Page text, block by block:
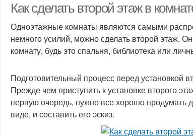
Как сделать второй этаж в
Одноэтажные комнаты являются самыми
немного усилий, можно сделать второй этаж.
комнату, будь это спальня, библиотека или
Подготовительный процесс перед установкой
Прежде чем приступить к установке второго
первую очередь, нужно все хорошо продумать
виде, и составить его эскиз.